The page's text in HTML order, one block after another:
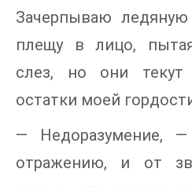
Зачерпываю
плещу в лицо,
слез, но они
остатки моей
— Недоразумение,
отражению, и от